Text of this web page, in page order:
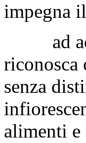
impegna
ad
riconosca
senza
alimenti